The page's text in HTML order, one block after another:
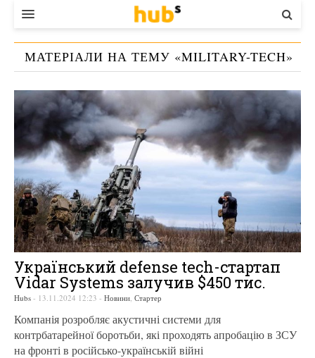
ВЛАДА
ЕКОНОМІКА
БІЗНЕС
СТАРТЕР
КОНТАКТИ
МАТЕРІАЛИ НА ТЕМУ «MILITARY-TECH»
Український defense tech-стартап
Vidar Systems залучив $450 тис.
Hubs - 13.11.2024 12:23 - Новини Стартер
Компанія розробляє акустичні системи для
контрбатарейної боротьби, які проходять апробацію в ЗСУ
на фронті в російсько-українській війні